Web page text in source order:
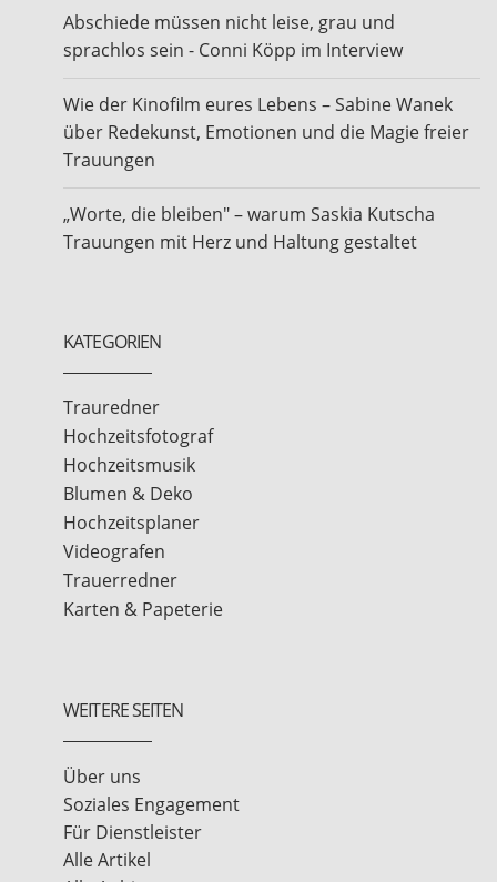
Abschiede müssen nicht leise, grau und
sprachlos sein - Conni Köpp im Interview
Wie der Kinofilm eures Lebens – Sabine Wanek
über Redekunst, Emotionen und die Magie freier
Trauungen
„Worte, die bleiben" – warum Saskia Kutscha
Trauungen mit Herz und Haltung gestaltet
KATEGORIEN
Trauredner
Hochzeitsfotograf
Hochzeitsmusik
Blumen & Deko
Hochzeitsplaner
Videografen
Trauerredner
Karten & Papeterie
WEITERE SEITEN
Über uns
Soziales Engagement
Für Dienstleister
Alle Artikel